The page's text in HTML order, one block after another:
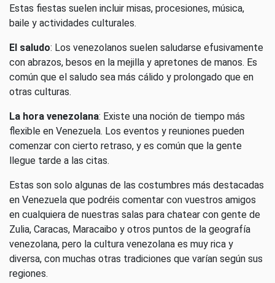
Estas fiestas suelen incluir misas, procesiones, música,
baile y actividades culturales.
El saludo: Los venezolanos suelen saludarse efusivamente
con abrazos, besos en la mejilla y apretones de manos. Es
común que el saludo sea más cálido y prolongado que en
otras culturas.
La hora venezolana: Existe una noción de tiempo más
flexible en Venezuela. Los eventos y reuniones pueden
comenzar con cierto retraso, y es común que la gente
llegue tarde a las citas.
Estas son solo algunas de las costumbres más destacadas
en Venezuela que podréis comentar con vuestros amigos
en cualquiera de nuestras salas para chatear con gente de
Zulia, Caracas, Maracaibo y otros puntos de la geografía
venezolana, pero la cultura venezolana es muy rica y
diversa, con muchas otras tradiciones que varían según sus
regiones.